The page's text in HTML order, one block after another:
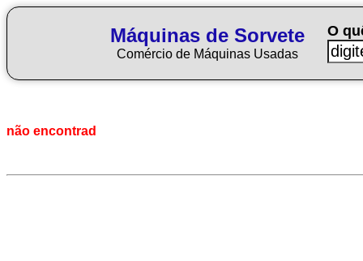
Máquinas de Sorvete
Comércio de Máquinas Usadas
O
não encontrad